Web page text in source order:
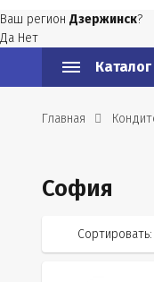
Ваш регион Дзержинск?
Да Нет
Главная
София
Сортировать: